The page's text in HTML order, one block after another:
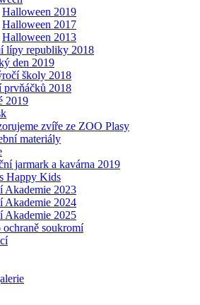
Halloween 2019
Halloween 2017
Halloween 2013
lípy republiky 2018
den 2019
školy 2018
prvňáčků 2018
2019
zvíře ze ZOO Plasy
materiály
jarmark a kavárna 2019
Happy Kids
Akademie 2023
Akademie 2024
Akademie 2025
ochraně soukromí